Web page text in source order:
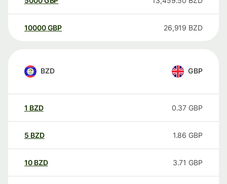
10000 GBP 26,919 BZD
BZD GBP
1 BZD 0.37 GBP
5 BZD 1.86 GBP
10 BZD 3.71 GBP